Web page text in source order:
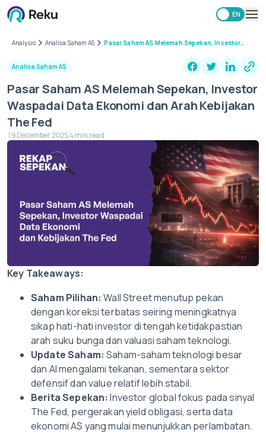
EN
Learning Hub
Security
Fees
Other
Download Reku Apps
Analysis Analisa Saham AS
Pasar Saham AS Melemah Sepekan, Investor
Analisa Saham AS
Pasar Saham AS Melemah Sepekan, Investor
Waspadai Data Ekonomi dan Arah Kebijakan
The Fed
19 December 20254 min read
Key Takeaways:
Saham Pilihan: Wall Street menutup pekan
dengan koreksi terbatas seiring meningkatnya
sikap hati-hati investor di tengah ketidakpastian
arah suku bunga dan valuasi saham teknologi.
Update Saham: Saham-saham teknologi besar
dan AI mengalami tekanan, sementara sektor
defensif dan value relatif lebih stabil.
Berita Sepekan: Investor global fokus pada sinyal
The Fed, pergerakan yield obligasi, serta data
ekonomi AS yang mulai menunjukkan perlambatan.